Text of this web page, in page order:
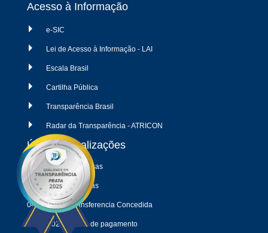
Acesso à Informação
e-SIC
Lei de Acesso à Informação - LAI
Escala Brasil
Cartilha Pública
Transparência Brasil
Radar da Transparência - ATRICON
Últimas atualizações
04/08/2026 - Despesas
04/08/2026 - Receitas
04/08/2026 - Transferencia Concedida
09/03/2025 - Folha de pagamento